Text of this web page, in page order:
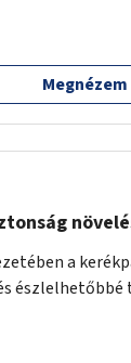
Megnézem
a
észlelhetőbbé